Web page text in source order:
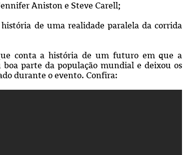
Aniston e Steve Carell;
de uma realidade paralela da corrida
conta a história de um futuro em que a
parte da população mundial e deixou os
durante o evento. Confira: